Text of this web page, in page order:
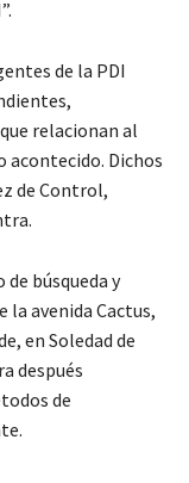
de la PDI
relacionan al
acontecido. Dichos
de Control,
búsqueda y
avenida Cactus,
en Soledad de
después
de